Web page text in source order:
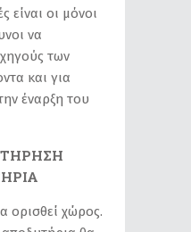
είναι οι μόνοι
να
των
και για
έναρξη του
ορισθεί χώρος.